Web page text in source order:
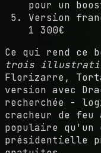
pour un
Version
1 300€
Ce qui rend ce
trois
Florizarre,
version avec
recherchée -
cracheur de
populaire qu'un
présidentielle